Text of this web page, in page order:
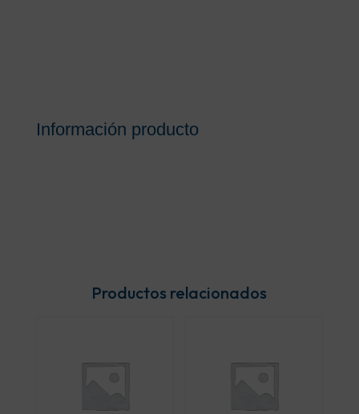
Información producto
Productos relacionados